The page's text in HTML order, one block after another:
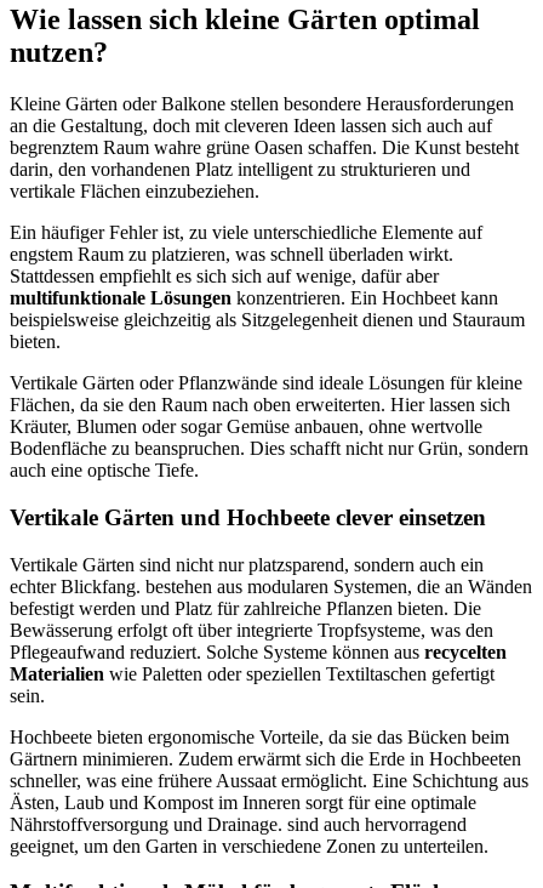
Wie lassen sich kleine Gärten optimal
nutzen?
Kleine Gärten oder Balkone stellen besondere Herausforderungen
an die Gestaltung, doch mit cleveren Ideen lassen sich auch auf
begrenztem Raum wahre grüne Oasen schaffen. Die Kunst besteht
darin, den vorhandenen Platz intelligent zu strukturieren und
vertikale Flächen einzubeziehen.
Ein häufiger Fehler ist, zu viele unterschiedliche Elemente auf
engstem Raum zu platzieren, was schnell überladen wirkt.
Stattdessen empfiehlt es sich sich auf wenige, dafür aber
multifunktionale Lösungen konzentrieren. Ein Hochbeet kann
beispielsweise gleichzeitig als Sitzgelegenheit dienen und Stauraum
bieten.
Vertikale Gärten oder Pflanzwände sind ideale Lösungen für kleine
Flächen, da sie den Raum nach oben erweiterten. Hier lassen sich
Kräuter, Blumen oder sogar Gemüse anbauen, ohne wertvolle
Bodenfläche zu beanspruchen. Dies schafft nicht nur Grün, sondern
auch eine optische Tiefe.
Vertikale Gärten und Hochbeete clever einsetzen
Vertikale Gärten sind nicht nur platzsparend, sondern auch ein
echter Blickfang. bestehen aus modularen Systemen, die an Wänden
befestigt werden und Platz für zahlreiche Pflanzen bieten. Die
Bewässerung erfolgt oft über integrierte Tropfsysteme, was den
Pflegeaufwand reduziert. Solche Systeme können aus recycelten
Materialien wie Paletten oder speziellen Textiltaschen gefertigt
sein.
Hochbeete bieten ergonomische Vorteile, da sie das Bücken beim
Gärtnern minimieren. Zudem erwärmt sich die Erde in Hochbeeten
schneller, was eine frühere Aussaat ermöglicht. Eine Schichtung aus
Ästen, Laub und Kompost im Inneren sorgt für eine optimale
Nährstoffversorgung und Drainage. sind auch hervorragend
geeignet, um den Garten in verschiedene Zonen zu unterteilen.